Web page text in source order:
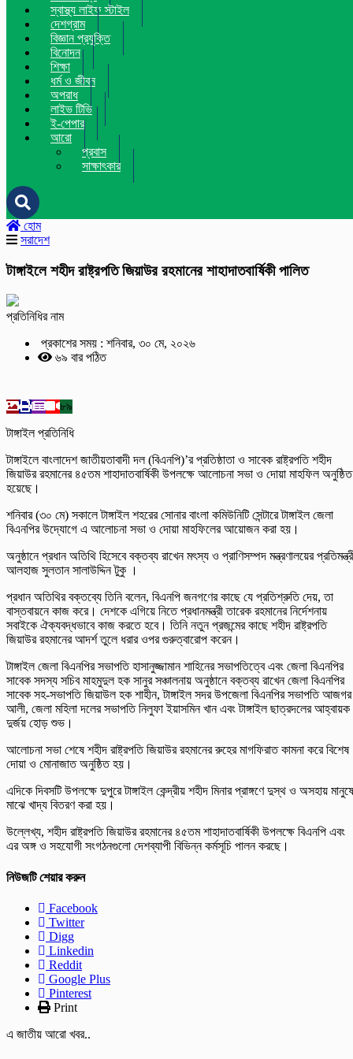
স্বাস্থ্য লাইফ স্টাইল
দেশগ্রাম
বিজ্ঞান প্রযুক্তি
বিনোদন
শিক্ষা
ধর্ম ও জীবন
অপরাধ
লাইভ টিভি
ই-পেপার
আরো
প্রবাস
সাক্ষাৎকার
হোম
সরাদেশ
টাঙ্গাইলে শহীদ রাষ্ট্রপতি জিয়াউর রহমানের শাহাদাতবার্ষিকী পালিত
প্রতিনিধির নাম
প্রকাশের সময় : শনিবার, ৩০ মে, ২০২৬
৬৯ বার পঠিত
৮৯
টাঙ্গাইল প্রতিনিধি
টাঙ্গাইলে বাংলাদেশ জাতীয়তাবাদী দল (বিএনপি)’র প্রতিষ্ঠাতা ও সাবেক রাষ্ট্রপতি শহীদ
জিয়াউর রহমানের ৪৫তম শাহাদাতবার্ষিকী উপলক্ষে আলোচনা সভা ও দোয়া মাহফিল অনুষ্ঠিত
হয়েছে।
শনিবার (৩০ মে) সকালে টাঙ্গাইল শহরের সোনার বাংলা কমিউনিটি সেন্টারে টাঙ্গাইল জেলা
বিএনপির উদ্যোগে এ আলোচনা সভা ও দোয়া মাহফিলের আয়োজন করা হয়।
অনুষ্ঠানে প্রধান অতিথি হিসেবে বক্তব্য রাখেন মৎস্য ও প্রাণিসম্পদ মন্ত্রণালয়ের
আলহাজ সুলতান সালাউদ্দিন টুকু ।
প্রধান অতিথির বক্তব্যে তিনি বলেন, বিএনপি জনগণের কাছে যে প্রতিশ্রুতি দেয়, তা
বাস্তবায়নে কাজ করে। দেশকে এগিয়ে নিতে প্রধানমন্ত্রী তারেক রহমানের নির্দেশনায়
সবাইকে ঐক্যবদ্ধভাবে কাজ করতে হবে। তিনি নতুন প্রজন্মের কাছে শহীদ রাষ্ট্রপতি
জিয়াউর রহমানের আদর্শ তুলে ধরার ওপর গুরুত্বারোপ করেন।
টাঙ্গাইল জেলা বিএনপির সভাপতি হাসানুজ্জামান শাহিনের সভাপতিত্বে এবং জেলা বিএনপির
সাবেক সদস্য সচিব মাহমুদুল হক সানুর সঞ্চালনায় অনুষ্ঠানে বক্তব্য রাখেন জেলা বিএনপির
সাবেক সহ-সভাপতি জিয়াউল হক শাহীন, টাঙ্গাইল সদর উপজেলা বিএনপির সভাপতি আজগর
আলী, জেলা মহিলা দলের সভাপতি নিলুফা ইয়াসমিন খান এবং টাঙ্গাইল ছাত্রদলের আহ্বায়ক
দুর্জয় হোড় শুভ।
আলোচনা সভা শেষে শহীদ রাষ্ট্রপতি জিয়াউর রহমানের রুহের মাগফিরাত কামনা করে বিশেষ
দোয়া ও মোনাজাত অনুষ্ঠিত হয়।
এদিকে দিবসটি উপলক্ষে দুপুরে টাঙ্গাইল কেন্দ্রীয় শহীদ মিনার প্রাঙ্গণে দুস্থ ও অসহায়
মাঝে খাদ্য বিতরণ করা হয়।
উল্লেখ্য, শহীদ রাষ্ট্রপতি জিয়াউর রহমানের ৪৫তম শাহাদাতবার্ষিকী উপলক্ষে বিএনপি এবং
এর অঙ্গ ও সহযোগী সংগঠনগুলো দেশব্যাপী বিভিন্ন কর্মসূচি পালন করছে।
নিউজটি শেয়ার করুন
Facebook
Twitter
Digg
Linkedin
Reddit
Google Plus
Pinterest
Print
এ জাতীয় আরো খবর..